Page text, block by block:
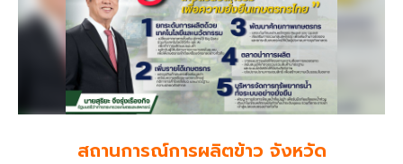
สถานการณ์การผลิตข้าว จังหวัด